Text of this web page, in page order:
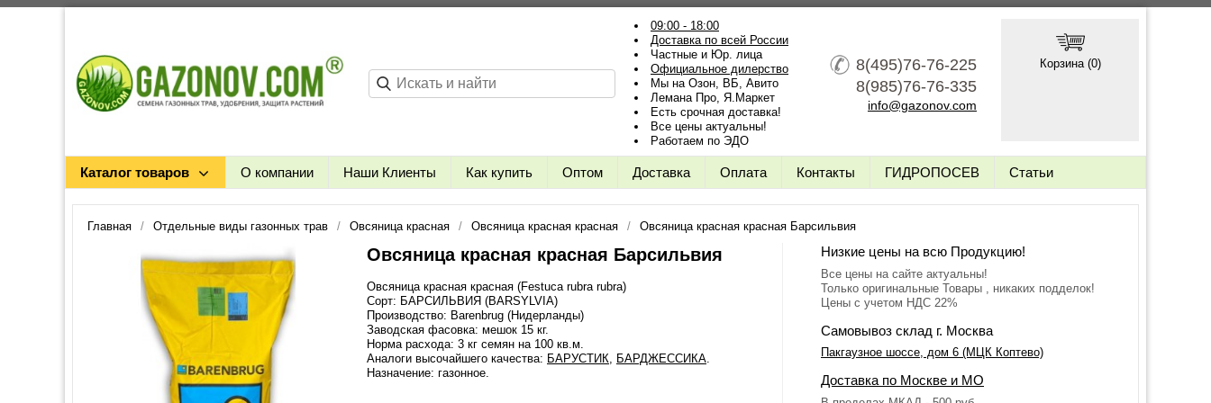
09:00 - 18:00
Доставка по всей России
Частные и Юр. лица
Официальное дилерство
Мы на Озон, ВБ, Авито
Лемана Про, Я.Маркет
Есть срочная доставка!
Все цены актуальны!
Работаем по ЭДО
8(495)76-76-225
8(985)76-76-335
info@gazonov.com
Корзина (0)
Каталог товаров О компании Наши Клиенты Как купить Оптом Доставка Оплата Контакты ГИДРОПОСЕВ Статьи
Главная Отдельные виды газонных трав Овсяница красная Овсяница красная красная Овсяница красная красная Барсильвия
Овсяница красная красная Барсильвия
Овсяница красная красная (Festuca rubra rubra)
Сорт: БАРСИЛЬВИЯ (BARSYLVIA)
Производство: Barenbrug (Нидерланды)
Заводская фасовка: мешок 15 кг.
Норма расхода: 3 кг семян на 100 кв.м.
Аналоги высочайшего качества: БАРУСТИК, БАРДЖЕССИКА.
Назначение: газонное.
Низкие цены на всю Продукцию!
Все цены на сайте актуальны!
Только оригинальные Товары , никаких подделок!
Цены с учетом НДС 22%
Самовывоз склад г. Москва
Пакгаузное шоссе, дом 6 (МЦК Коптево)
Доставка по Москве и МО